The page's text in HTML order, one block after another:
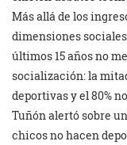
Más allá de los
dimensiones
últimos 15 años no
socialización: la
deportivas y el 80%
Tuñón alertó sobre
chicos no hacen